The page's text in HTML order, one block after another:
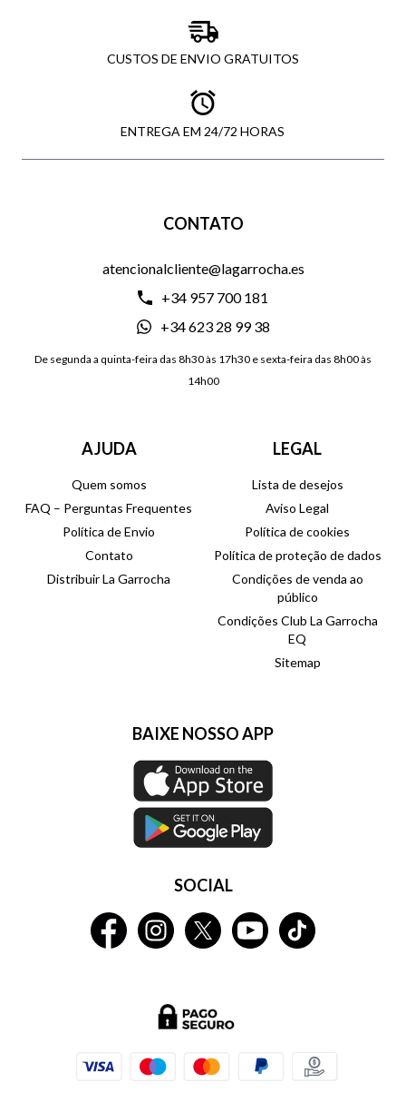
CUSTOS DE ENVIO GRATUITOS
ENTREGA EM 24/72 HORAS
CONTATO
atencionalcliente@lagarrocha.es
+34 957 700 181
+34 623 28 99 38
De segunda a quinta-feira das 8h30 às 17h30 e sexta-feira das 8h00 às
14h00
AJUDA
Quem somos
FAQ – Perguntas Frequentes
Política de Envio
Contato
Distribuir La Garrocha
LEGAL
Lista de desejos
Aviso Legal
Política de cookies
Política de proteção de dados
Condições de venda ao
público
Condições Club La Garrocha
EQ
Sitemap
BAIXE NOSSO APP
SOCIAL